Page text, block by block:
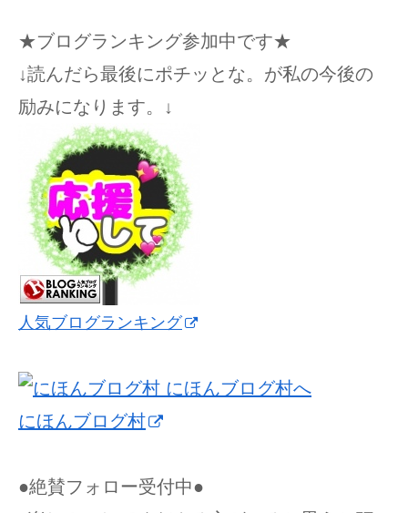
★ブログランキング参加中です★
↓読んだら最後にポチッとな。が私の今後の
励みになります。↓
人気ブログランキング
にほんブログ村
●絶賛フォロー受付中●